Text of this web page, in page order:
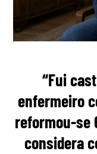
“Fui
enfermeiro
reformou-se
considera